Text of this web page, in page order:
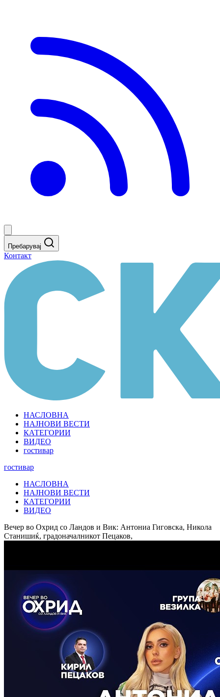
Пребарувај
Контакт
НАСЛОВНА
НАЈНОВИ ВЕСТИ
КАТЕГОРИИ
ВИДЕО
гостивар
гостивар
НАСЛОВНА
НАЈНОВИ ВЕСТИ
КАТЕГОРИИ
ВИДЕО
Вечер во Охрид со Ландов и Вик: Антониа Гиговска, Никола
Станишиќ, градоначалникот Пецаков,